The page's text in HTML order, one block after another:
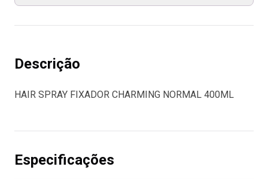
Descrição
HAIR SPRAY FIXADOR CHARMING NORMAL 400ML
Especificações